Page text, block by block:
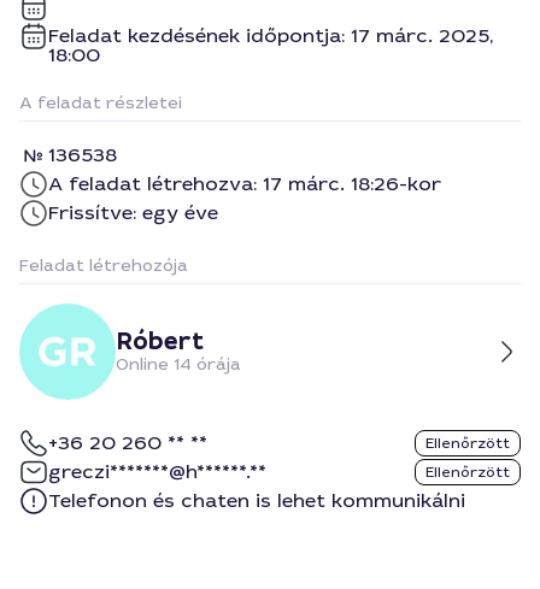
Feladat kezdésének időpontja: 17 márc. 2025,
18:00
A feladat részletei
136538
A feladat létrehozva: 17 márc. 18:26-kor
Frissítve: egy éve
Feladat létrehozója
Róbert
Online 14 órája
+36 20 260 ** ** Ellenőrzött
greczi*******@h******.** Ellenőrzött
Telefonon és chaten is lehet kommunikálni